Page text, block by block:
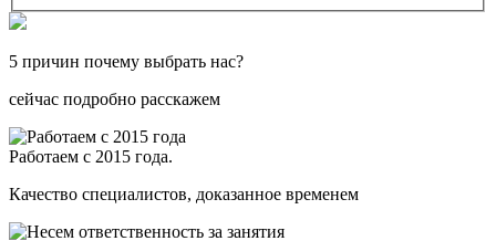
5 причин почему выбрать нас?
сейчас подробно расскажем
Работаем с 2015 года.
Качество специалистов, доказанное временем